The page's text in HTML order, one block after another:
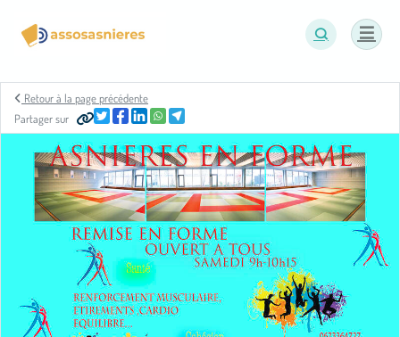
Retour à la page précédente
Partager sur